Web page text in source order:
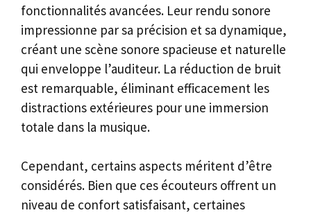
fonctionnalités avancées. Leur rendu sonore
impressionne par sa précision et sa dynamique,
créant une scène sonore spacieuse et naturelle
qui enveloppe l’auditeur. La réduction de bruit
est remarquable, éliminant efficacement les
distractions extérieures pour une immersion
totale dans la musique.
Cependant, certains aspects méritent d’être
considérés. Bien que ces écouteurs offrent un
niveau de confort satisfaisant, certaines